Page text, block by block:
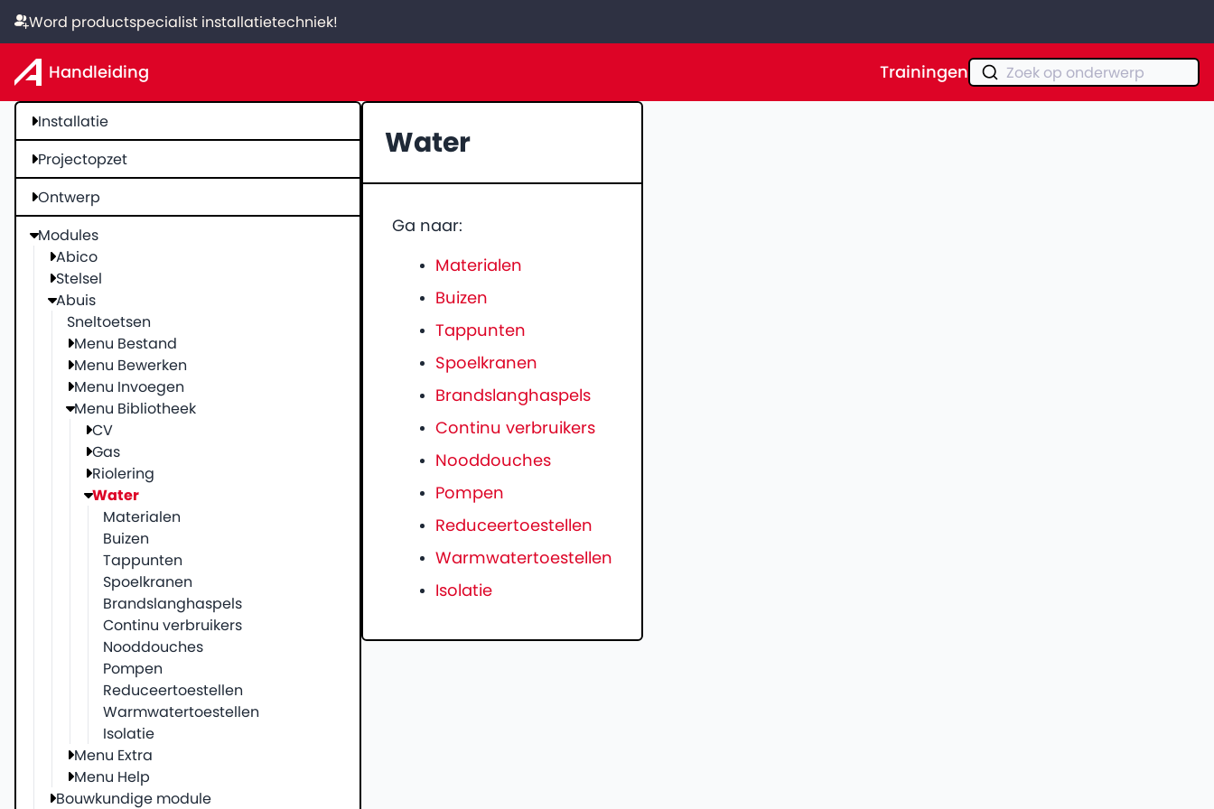
Word productspecialist installatietechniek!
Handleiding Trainingen Zoek op onderwerp
Installatie
Projectopzet
Ontwerp
Modules
Abico
Stelsel
Abuis
Sneltoetsen
Menu Bestand
Menu Bewerken
Menu Invoegen
Menu Bibliotheek
CV
Gas
Riolering
Water
Materialen
Buizen
Tappunten
Spoelkranen
Brandslanghaspels
Continu verbruikers
Nooddouches
Pompen
Reduceertoestellen
Warmwatertoestellen
Isolatie
Menu Extra
Menu Help
Bouwkundige module
Water
Ga naar:
Materialen
Buizen
Tappunten
Spoelkranen
Brandslanghaspels
Continu verbruikers
Nooddouches
Pompen
Reduceertoestellen
Warmwatertoestellen
Isolatie